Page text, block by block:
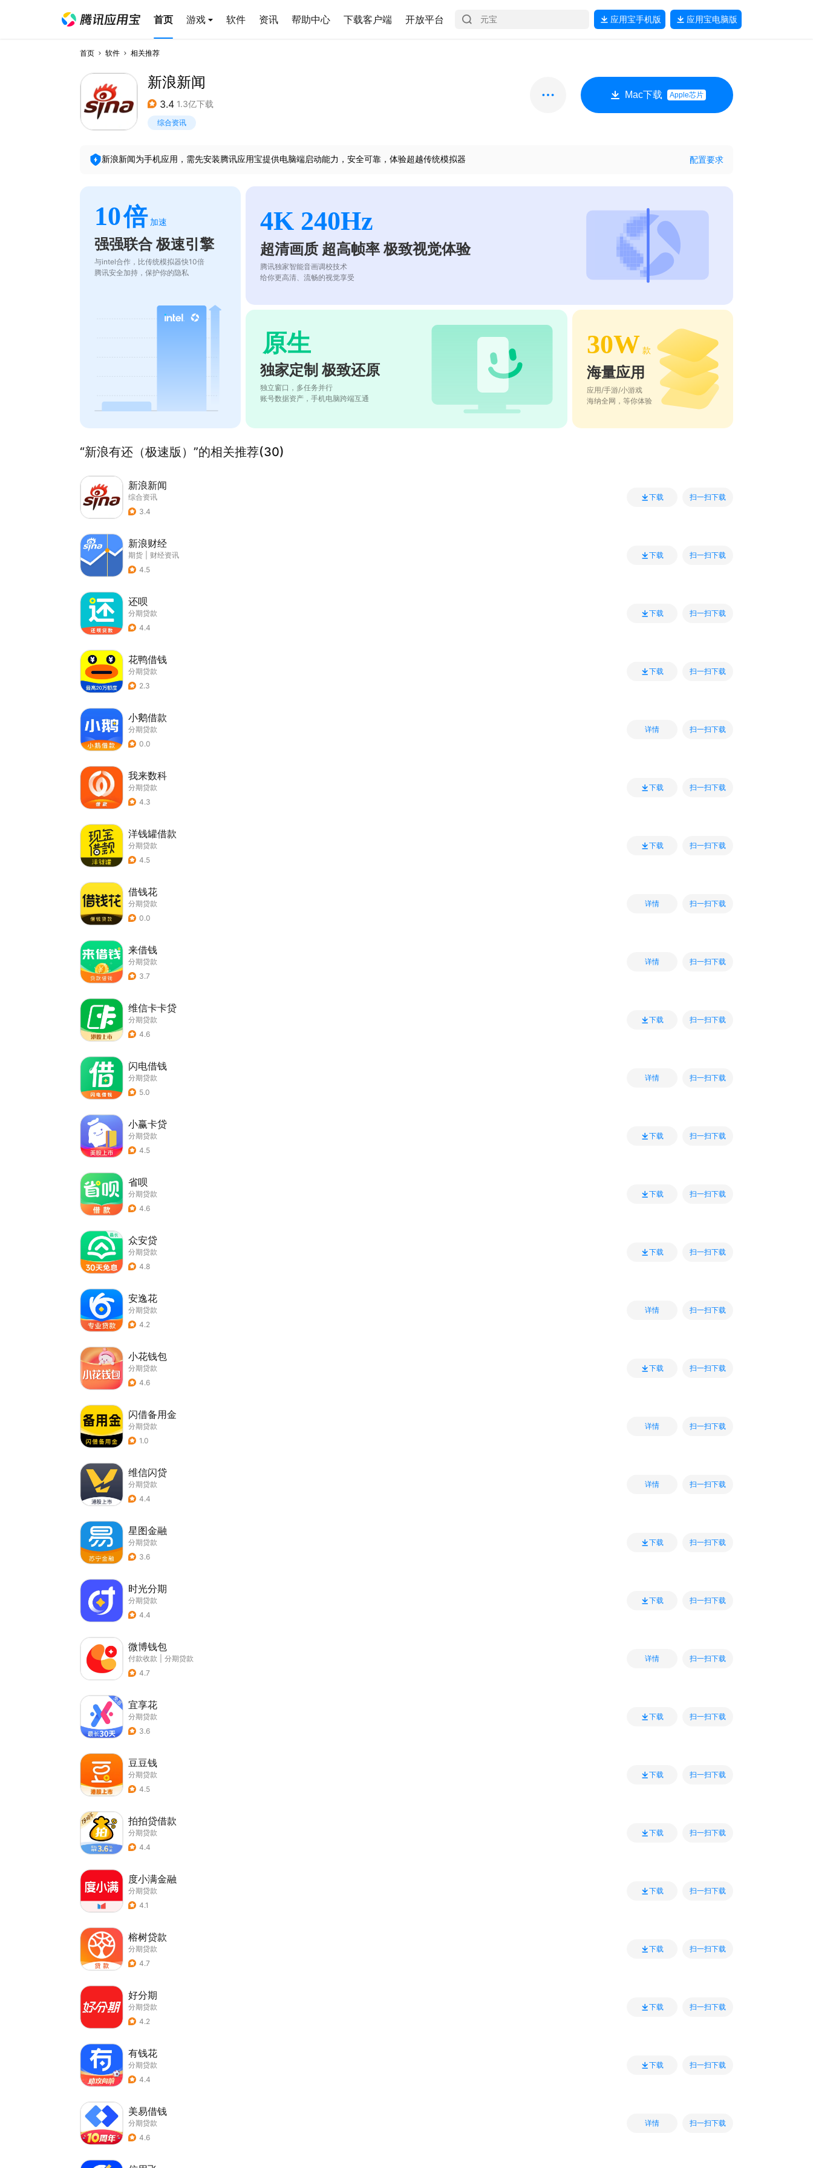
首页 游戏 软件 资讯 帮助中心 下载客户端 开放平台 应用宝手机版 应用宝电脑版
首页 软件 相关推荐
新浪新闻
3.4 1.3亿下载
综合资讯
Mac下载 Apple芯片
新浪新闻为手机应用，需先安装腾讯应用宝提供电脑端启动能力，安全可靠，体验超越传统模拟器 配置要求
10倍 加速
强强联合 极速引擎
与intel合作，比传统模拟器快10倍
腾讯安全加持，保护你的隐私
4K 240Hz
超清画质 超高帧率 极致视觉体验
腾讯独家智能音画调校技术
给你更高清、流畅的视觉享受
原生
独家定制 极致还原
独立窗口，多任务并行
账号数据资产，手机电脑跨端互通
30W 款
海量应用
应用/手游/小游戏
海纳全网，等你体验
“新浪有还（极速版）”的相关推荐(30)
新浪新闻
综合资讯
3.4
下载 扫一扫下载
新浪财经
期货
财经资讯
4.5
下载 扫一扫下载
还呗
分期贷款
4.4
下载 扫一扫下载
花鸭借钱
分期贷款
2.3
下载 扫一扫下载
小鹅借款
分期贷款
0.0
详情 扫一扫下载
我来数科
分期贷款
4.3
下载 扫一扫下载
洋钱罐借款
分期贷款
4.5
下载 扫一扫下载
借钱花
分期贷款
0.0
详情 扫一扫下载
来借钱
分期贷款
3.7
详情 扫一扫下载
维信卡卡贷
分期贷款
4.6
下载 扫一扫下载
闪电借钱
分期贷款
5.0
详情 扫一扫下载
小赢卡贷
分期贷款
4.5
下载 扫一扫下载
省呗
分期贷款
4.6
下载 扫一扫下载
众安贷
分期贷款
4.8
下载 扫一扫下载
安逸花
分期贷款
4.2
详情 扫一扫下载
小花钱包
分期贷款
4.6
下载 扫一扫下载
闪借备用金
分期贷款
1.0
详情 扫一扫下载
维信闪贷
分期贷款
4.4
详情 扫一扫下载
星图金融
分期贷款
3.6
下载 扫一扫下载
时光分期
分期贷款
4.4
下载 扫一扫下载
微博钱包
付款收款
分期贷款
4.7
详情 扫一扫下载
宜享花
分期贷款
3.6
下载 扫一扫下载
豆豆钱
分期贷款
4.5
下载 扫一扫下载
拍拍贷借款
分期贷款
4.4
下载 扫一扫下载
度小满金融
分期贷款
4.1
下载 扫一扫下载
榕树贷款
分期贷款
4.7
下载 扫一扫下载
好分期
分期贷款
4.2
下载 扫一扫下载
有钱花
分期贷款
4.4
下载 扫一扫下载
美易借钱
分期贷款
4.6
详情 扫一扫下载